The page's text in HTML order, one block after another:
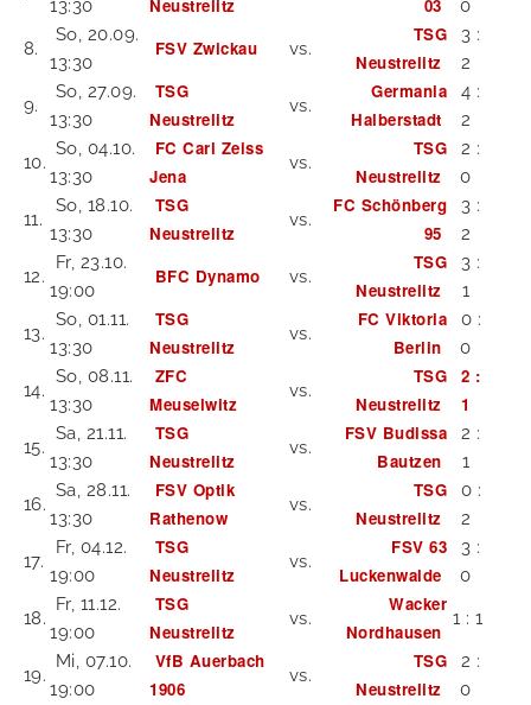
13:30
Neustrelitz
03
0
8.
So, 20.09.
13:30
FSV Zwickau vs.
TSG
Neustrelitz
3 :
2
9.
So, 27.09.
13:30
TSG
Neustrelitz
vs.
Germania
Halberstadt
4 :
2
10.
So, 04.10.
13:30
FC Carl Zeiss
Jena
vs.
TSG
Neustrelitz
2 :
0
11.
So, 18.10.
13:30
TSG
Neustrelitz
vs.
FC Schönberg
95
3 :
2
12.
Fr, 23.10.
19:00
BFC Dynamo vs.
TSG
Neustrelitz
3 :
1
13.
So, 01.11.
13:30
TSG
Neustrelitz
vs.
FC Viktoria
Berlin
0 :
0
14.
So, 08.11.
13:30
ZFC
Meuselwitz
vs.
TSG
Neustrelitz
2 :
1
15.
Sa, 21.11.
13:30
TSG
Neustrelitz
vs.
FSV Budissa
Bautzen
2 :
1
16.
Sa, 28.11.
13:30
FSV Optik
Rathenow
vs.
TSG
Neustrelitz
0 :
2
17.
Fr, 04.12.
19:00
TSG
Neustrelitz
vs.
FSV 63
Luckenwalde
3 :
0
18.
Fr, 11.12.
19:00
TSG
Neustrelitz
vs.
Wacker
Nordhausen
1 : 1
19.
Mi, 07.10.
19:00
VfB Auerbach
1906
vs.
TSG
Neustrelitz
2 :
0